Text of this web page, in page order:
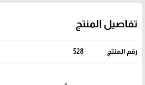
تفاصيل المنتج
رقم المنتج 528